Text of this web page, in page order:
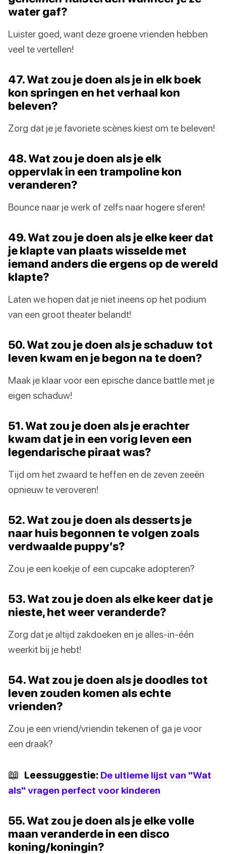
water gaf?
Luister goed, want deze groene vrienden hebben
veel te vertellen!
47. Wat zou je doen als je in elk boek
kon springen en het verhaal kon
beleven?
Zorg dat je je favoriete scènes kiest om te beleven!
48. Wat zou je doen als je elk
oppervlak in een trampoline kon
veranderen?
Bounce naar je werk of zelfs naar hogere sferen!
49. Wat zou je doen als je elke keer dat
je klapte van plaats wisselde met
iemand anders die ergens op de wereld
klapte?
Laten we hopen dat je niet ineens op het podium
van een groot theater belandt!
50. Wat zou je doen als je schaduw tot
leven kwam en je begon na te doen?
Maak je klaar voor een epische dance battle met je
eigen schaduw!
51. Wat zou je doen als je erachter
kwam dat je in een vorig leven een
legendarische piraat was?
Tijd om het zwaard te heffen en de zeven zeeën
opnieuw te veroveren!
52. Wat zou je doen als desserts je
naar huis begonnen te volgen zoals
verdwaalde puppy’s?
Zou je een koekje of een cupcake adopteren?
53. Wat zou je doen als elke keer dat je
nieste, het weer veranderde?
Zorg dat je altijd zakdoeken en je alles-in-één
weerkit bij je hebt!
54. Wat zou je doen als je doodles tot
leven zouden komen als echte
vrienden?
Zou je een vriend/vriendin tekenen of ga je voor
een draak?
📖 Leessuggestie: De ultieme lijst van "Wat
als" vragen perfect voor kinderen
55. Wat zou je doen als je elke volle
maan veranderde in een disco
koning/koningin?